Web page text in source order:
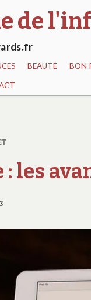
de
BEAUTÉ BON
: les